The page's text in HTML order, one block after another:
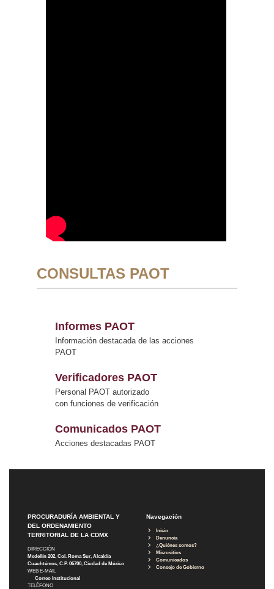
CONSULTAS PAOT
Informes PAOT
Información destacada de las acciones
PAOT
Verificadores PAOT
Personal PAOT autorizado
con funciones de verificación
Comunicados PAOT
Acciones destacadas PAOT
PROCURADURÍA AMBIENTAL Y
DEL ORDENAMIENTO
TERRITORIAL DE LA CDMX
DIRECCIÓN
Medellín 202, Col. Roma Sur, Alcaldía
Cuauhtémoc, C.P. 06700, Ciudad de México
WEB E-MAIL
Correo Institucional
TELÉFONO
Navegación
Inicio
Denuncia
¿Quiénes somos?
Micrositios
Comunicados
Consejo de Gobierno